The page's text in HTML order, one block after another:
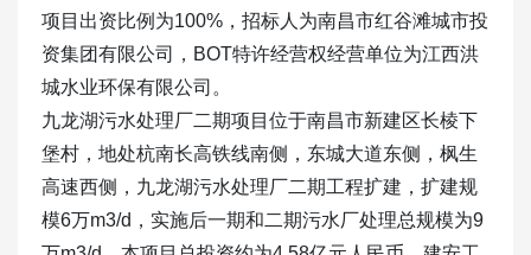
项目出资比例为100%，招标人为南昌市红谷滩城市投
资集团有限公司，BOT特许经营权经营单位为江西洪
城水业环保有限公司。
九龙湖污水处理厂二期项目位于南昌市新建区长棱下
堡村，地处杭南长高铁线南侧，东城大道东侧，枫生
高速西侧，九龙湖污水处理厂二期工程扩建，扩建规
模6万m3/d，实施后一期和二期污水厂处理总规模为9